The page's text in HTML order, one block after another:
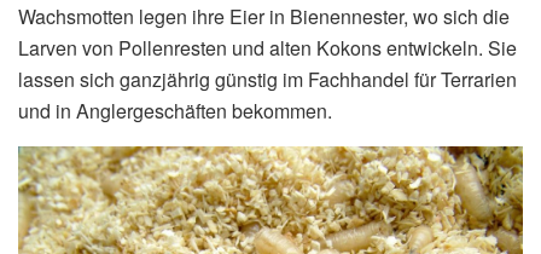
Wachsmotten legen ihre Eier in Bienennester, wo sich die
Larven von Pollenresten und alten Kokons entwickeln. Sie
lassen sich ganzjährig günstig im Fachhandel für Terrarien
und in Anglergeschäften bekommen.